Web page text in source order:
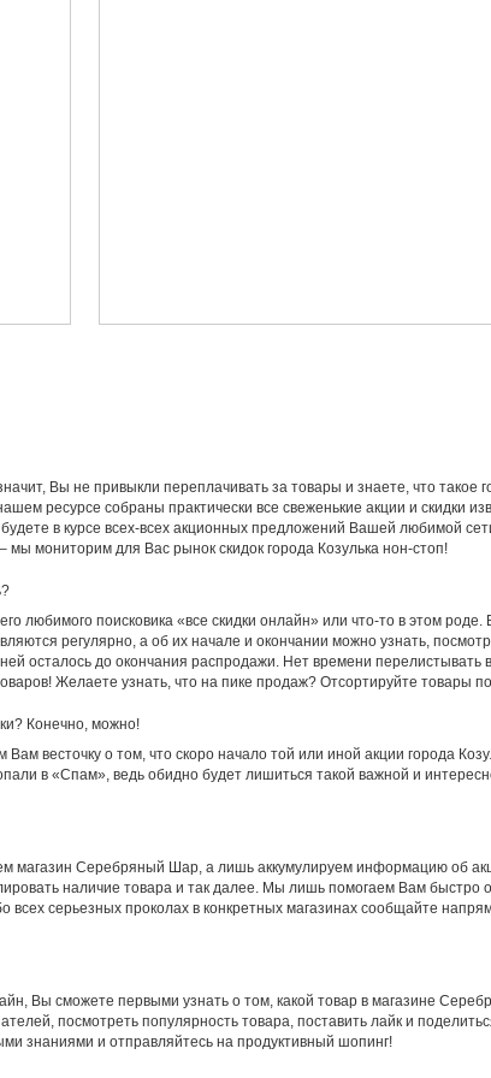
Вы не привыкли переплачивать за товары и знаете, что
ресурсе собраны практически все свеженькие акции и скидки
в курсе всех-всех акционных предложений Вашей любимой
мониторим для Вас рынок скидок города Козулька нон-стоп!
любимого поисковика «все скидки онлайн» или что-то в этом
регулярно, а об их начале и окончании можно узнать,
осталось до окончания распродажи. Нет времени перелистывать
Желаете узнать, что на пике продаж? Отсортируйте товары
Конечно, можно!
весточку о том, что скоро начало той или иной акции города
в «Спам», ведь обидно будет лишиться такой важной и
магазин Серебряный Шар, а лишь аккумулируем информацию об
наличие товара и так далее. Мы лишь помогаем Вам
всех серьезных проколах в конкретных магазинах сообщайте
Вы сможете первыми узнать о том, какой товар в магазине
посмотреть популярность товара, поставить лайк и
знаниями и отправляйтесь на продуктивный шопинг!